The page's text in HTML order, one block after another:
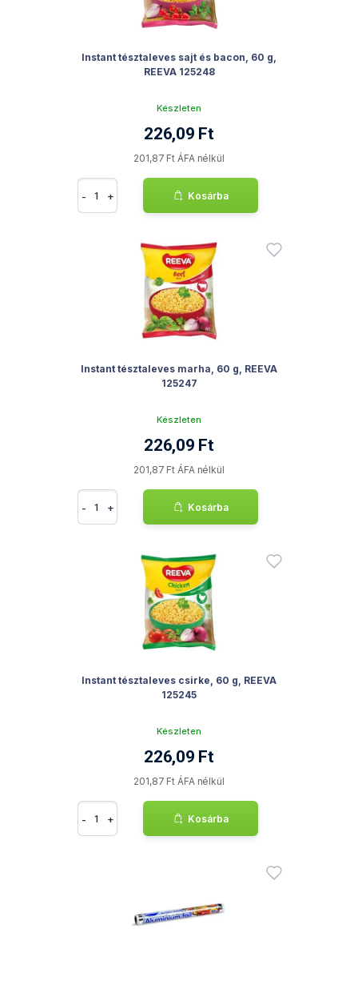
Instant tésztaleves sajt és bacon, 60 g,
REEVA 125248
Készleten
226,09 Ft
201,87 Ft ÁFA nélkül
- + Kosárba
Instant tésztaleves marha, 60 g, REEVA
125247
Készleten
226,09 Ft
201,87 Ft ÁFA nélkül
- + Kosárba
Instant tésztaleves csirke, 60 g, REEVA
125245
Készleten
226,09 Ft
201,87 Ft ÁFA nélkül
- + Kosárba